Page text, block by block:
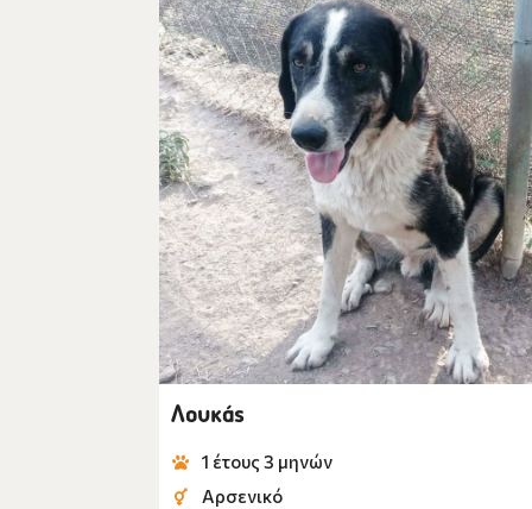
Λουκάς
1 έτους 3 μηνών
Αρσενικό